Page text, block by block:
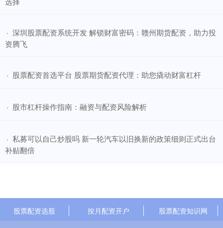
· ​深圳股票配资系统开发 解锁财富密码：赣州期货配资，助力投
资腾飞
· ​股票配资首选平台 股票期货配资代理：助您撬动财富杠杆
· ​股市杠杆操作指南：融资与配资风险解析
· ​私募可以自己炒股吗 新一轮汽车以旧换新的政策细则正式出台
补贴翻倍
股票配资选股 按月配资开户 股票配资知识网